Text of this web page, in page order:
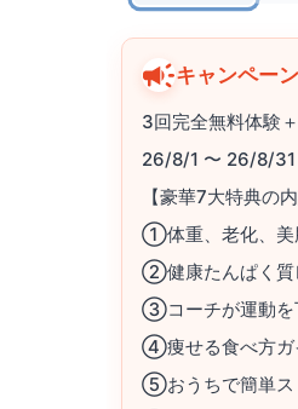
キャンペー
3回完全無料体験
26/8/1 〜 26/8/31
【豪華7大特典の内
①体重、老化、美
②健康たんぱく質
③コーチが運動を
④痩せる食べ方ガ
⑤おうちで簡単ス